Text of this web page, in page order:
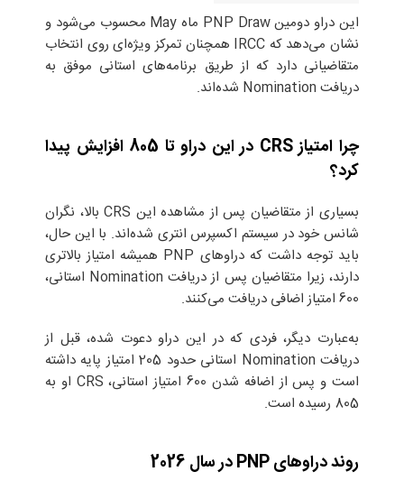
این دراو دومین PNP Draw ماه May محسوب می‌شود و
نشان می‌دهد که IRCC همچنان تمرکز ویژه‌ای روی انتخاب
متقاضیانی دارد که از طریق برنامه‌های استانی موفق به
دریافت Nomination شده‌اند.
چرا امتیاز CRS در این دراو تا 805 افزایش پیدا
کرد؟
بسیاری از متقاضیان پس از مشاهده این CRS بالا، نگران
شانس خود در سیستم اکسپرس انتری شده‌اند. با این حال،
باید توجه داشت که دراوهای PNP همیشه امتیاز بالاتری
دارند، زیرا متقاضیان پس از دریافت Nomination استانی،
600 امتیاز اضافی دریافت می‌کنند.
به‌عبارت دیگر، فردی که در این دراو دعوت شده، قبل از
دریافت Nomination استانی حدود 205 امتیاز پایه داشته
است و پس از اضافه شدن 600 امتیاز استانی، CRS او به
805 رسیده است.
روند دراوهای PNP در سال 2026